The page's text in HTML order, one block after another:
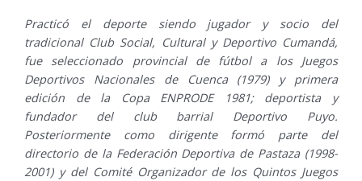
Practicó el deporte siendo jugador y socio del
tradicional Club Social, Cultural y Deportivo Cumandá,
fue seleccionado provincial de fútbol a los Juegos
Deportivos Nacionales de Cuenca (1979) y primera
edición de la Copa ENPRODE 1981; deportista y
fundador del club barrial Deportivo Puyo.
Posteriormente como dirigente formó parte del
directorio de la Federación Deportiva de Pastaza (1998-
2001) y del Comité Organizador de los Quintos Juegos